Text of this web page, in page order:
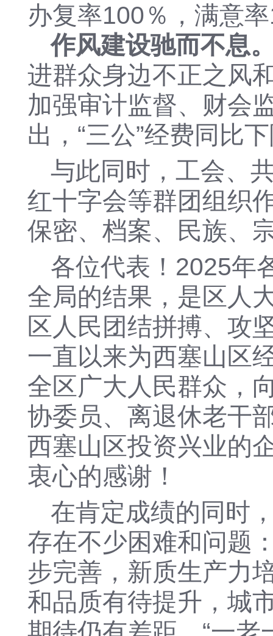
办复率100％，满意
作风建设驰而不息
进群众身边不正之风
加强审计监督、财会
出， “三公”经费同比
与此同时， 工会、
红十字会等群团组织
保密、档案、民族、
各位代表！ 2025年
全局的结果，是区人
区人民团结拼搏、攻
一直以来为西塞山区
全区广大人民群众，
协委员、离退休老干
西塞山区投资兴业的
衷心的感谢！
在肯定成绩的同时
存在不少困难和问题
步完善， 新质生产力
和品质有待提升， 城